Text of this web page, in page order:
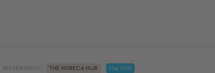
PRESENTACIÓ | THE HORECA HUB The Shift